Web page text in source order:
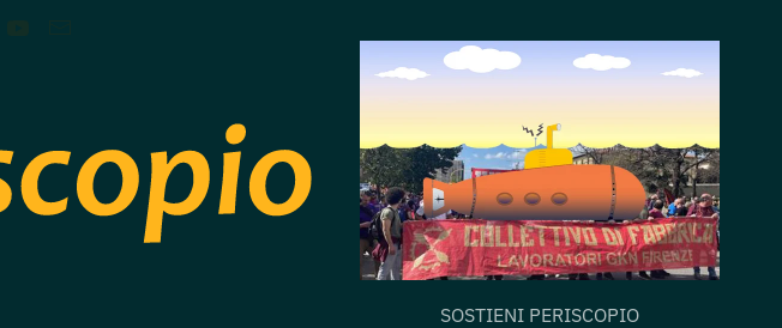
SOSTIENI PERISCOPIO